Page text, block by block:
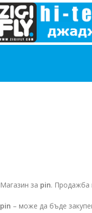
Магазин за pin. Продажба
pin – може да бъде